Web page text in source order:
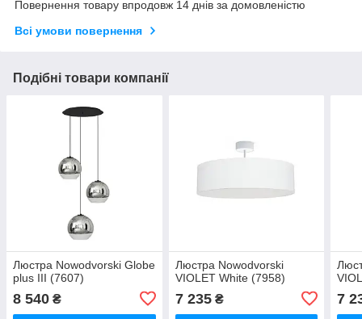
Повернення товару впродовж 14 днів за домовленістю
Всі умови повернення
Подібні товари компанії
Люстра Nowodvorski Globe
plus III (7607)
8 540 ₴
Люстра Nowodvorski
VIOLET White (7958)
7 235₴ 7